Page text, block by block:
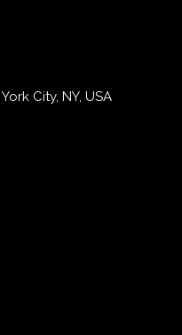
City, NY, USA